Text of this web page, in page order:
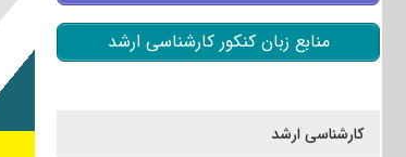
منابع زبان کنکور کارشناسی ارشد
کارشناسی ارشد